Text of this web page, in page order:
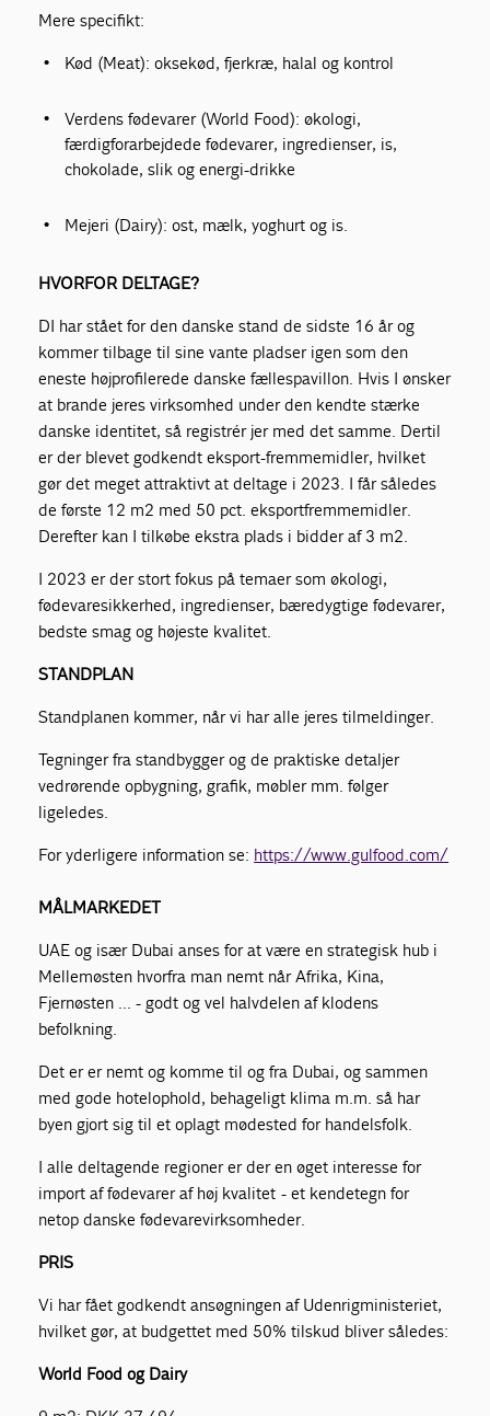
Mere specifikt:
Kød (Meat): oksekød, fjerkræ, halal og kontrol
Verdens fødevarer (World Food): økologi,
færdigforarbejdede fødevarer, ingredienser, is,
chokolade, slik og energi-drikke
Mejeri (Dairy): ost, mælk, yoghurt og is.
HVORFOR DELTAGE?
DI har stået for den danske stand de sidste 16 år og
kommer tilbage til sine vante pladser igen som den
eneste højprofilerede danske fællespavillon. Hvis I ønsker
at brande jeres virksomhed under den kendte stærke
danske identitet, så registrér jer med det samme. Dertil
er der blevet godkendt eksport-fremmemidler, hvilket
gør det meget attraktivt at deltage i 2023. I får således
de første 12 m2 med 50 pct. eksportfremmemidler.
Derefter kan I tilkøbe ekstra plads i bidder af 3 m2.
I 2023 er der stort fokus på temaer som økologi,
fødevaresikkerhed, ingredienser, bæredygtige fødevarer,
bedste smag og højeste kvalitet.
STANDPLAN
Standplanen kommer, når vi har alle jeres tilmeldinger.
Tegninger fra standbygger og de praktiske detaljer
vedrørende opbygning, grafik, møbler mm. følger
ligeledes.
For yderligere information se: https://www.gulfood.com/
MÅLMARKEDET
UAE og især Dubai anses for at være en strategisk hub i
Mellemøsten hvorfra man nemt når Afrika, Kina,
Fjernøsten … - godt og vel halvdelen af klodens
befolkning.
Det er er nemt og komme til og fra Dubai, og sammen
med gode hotelophold, behageligt klima m.m. så har
byen gjort sig til et oplagt mødested for handelsfolk.
I alle deltagende regioner er der en øget interesse for
import af fødevarer af høj kvalitet - et kendetegn for
netop danske fødevarevirksomheder.
PRIS
Vi har fået godkendt ansøgningen af Udenrigministeriet,
hvilket gør, at budgettet med 50% tilskud bliver således:
World Food og Dairy